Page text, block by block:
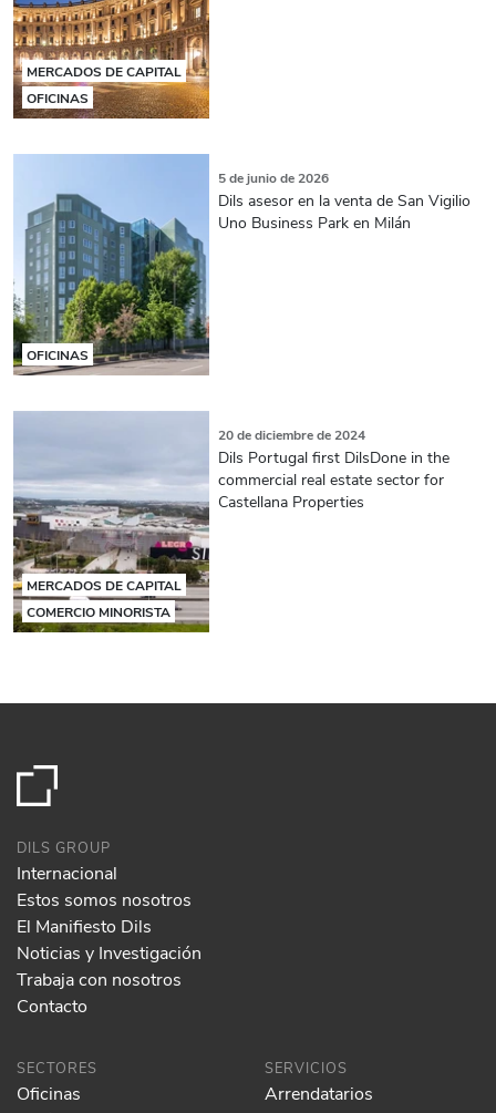
MERCADOS DE CAPITAL
OFICINAS
OFICINAS
5 de junio de 2026
Dils asesor en la venta de San Vigilio
Uno Business Park en Milán
MERCADOS DE CAPITAL
COMERCIO MINORISTA
20 de diciembre de 2024
Dils Portugal first DilsDone in the
commercial real estate sector for
Castellana Properties
DILS GROUP
Internacional
Estos somos nosotros
El Manifiesto Dils
Noticias y Investigación
Trabaja con nosotros
Contacto
SECTORES
Oficinas
SERVICIOS
Arrendatarios